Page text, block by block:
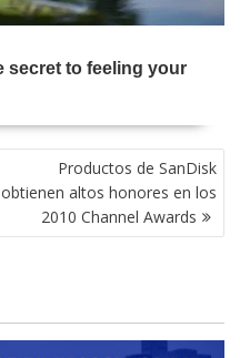
Productos de SanDisk
obtienen altos honores en los
2010 Channel Awards